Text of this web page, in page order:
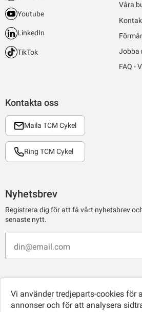
Kontakta oss
Maila TCM Cykel
Ring TCM Cykel
Youtube
LinkedIn
TikTok
Våra
Jobba
FAQ -
Nyhetsbrev
Registrera dig för att få vårt nyhetsbrev
senaste nytt.
Vi använder tredjeparts-cookies för
annonser och för att analysera